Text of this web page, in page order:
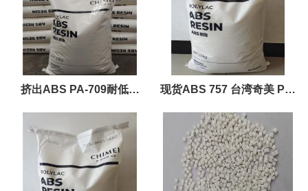
挤出ABS PA-709耐低温 现货ABS 757 台湾奇美 PA-
757 通用ABS